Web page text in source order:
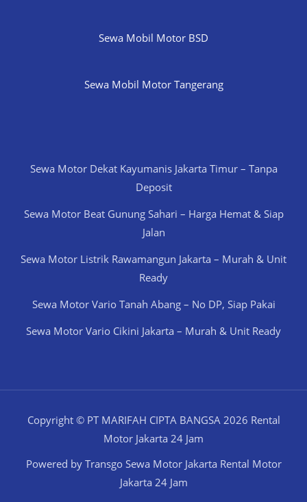
Sewa Mobil Motor BSD
Sewa Mobil Motor Tangerang
Sewa Motor Dekat Kayumanis Jakarta Timur – Tanpa
Deposit
Sewa Motor Beat Gunung Sahari – Harga Hemat & Siap
Jalan
Sewa Motor Listrik Rawamangun Jakarta – Murah & Unit
Ready
Sewa Motor Vario Tanah Abang – No DP, Siap Pakai
Sewa Motor Vario Cikini Jakarta – Murah & Unit Ready
Copyright © PT MARIFAH CIPTA BANGSA 2026 Rental
Motor Jakarta 24 Jam
Powered by Transgo Sewa Motor Jakarta Rental Motor
Jakarta 24 Jam